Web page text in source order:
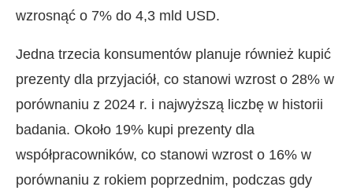
wzrosnąć o 7% do 4,3 mld USD.
Jedna trzecia konsumentów planuje również kupić
prezenty dla przyjaciół, co stanowi wzrost o 28% w
porównaniu z 2024 r. i najwyższą liczbę w historii
badania. Około 19% kupi prezenty dla
współpracowników, co stanowi wzrost o 16% w
porównaniu z rokiem poprzednim, podczas gdy